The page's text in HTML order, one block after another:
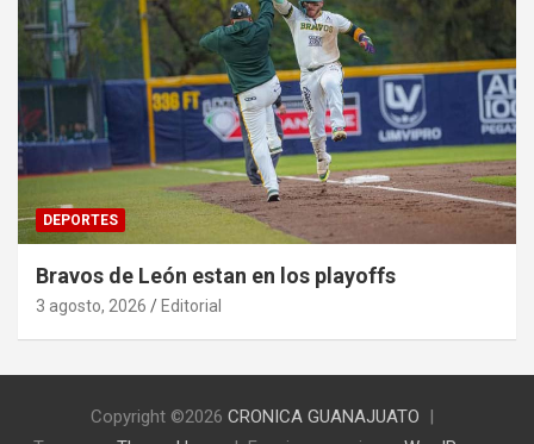
DEPORTES
Bravos de León estan en los playoffs
3 agosto, 2026 Editorial
Copyright ©2026 CRONICA GUANAJUATO